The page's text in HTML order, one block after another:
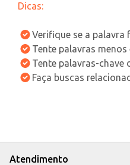
Dicas:
Verifique se a
Tente palavras menos
Tente palavras-chave
Faça buscas
Atendimento